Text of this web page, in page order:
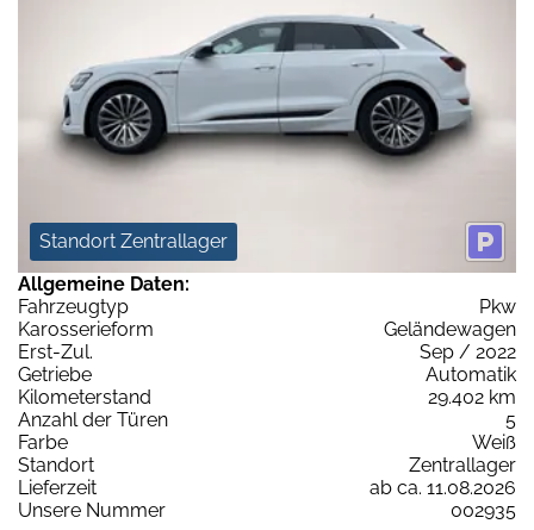
Standort Zentrallager
Allgemeine Daten:
Fahrzeugtyp
Pkw
Karosserieform
Geländewagen
Erst-Zul.
Sep / 2022
Getriebe
Automatik
Kilometerstand
29.402 km
Anzahl der Türen
5
Farbe
Weiß
Standort
Zentrallager
Lieferzeit
ab ca. 11.08.2026
Unsere Nummer
002935